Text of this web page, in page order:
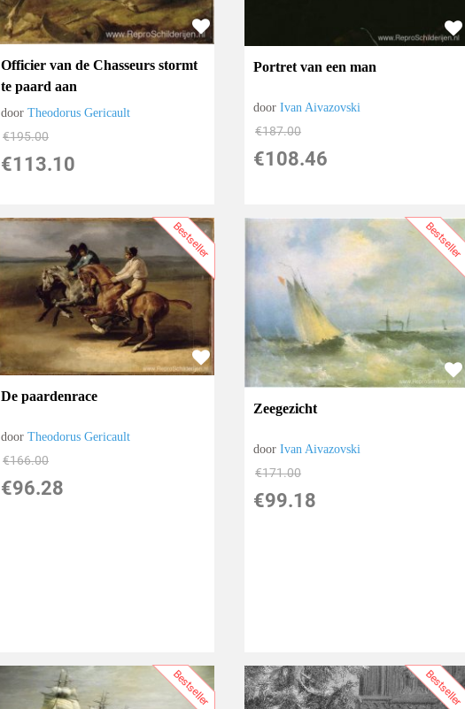
Officier van de Chasseurs stormt
te paard aan
doorTheodorus Gericault
€195.00
€113.10
Portret van een man
doorIvan Aivazovski
€187.00
€108.46
Bestseller
De paardenrace
doorTheodorus Gericault
€166.00
€96.28
Bestseller
Zeegezicht
doorIvan Aivazovski
€171.00
€99.18
Bestseller Bestseller